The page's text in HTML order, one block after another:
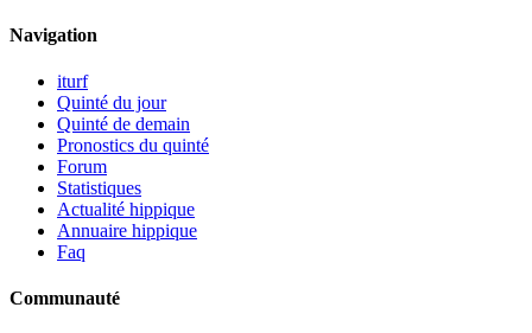
Navigation
iturf
Quinté du jour
Quinté de demain
Pronostics du quinté
Forum
Statistiques
Actualité hippique
Annuaire hippique
Faq
Communauté